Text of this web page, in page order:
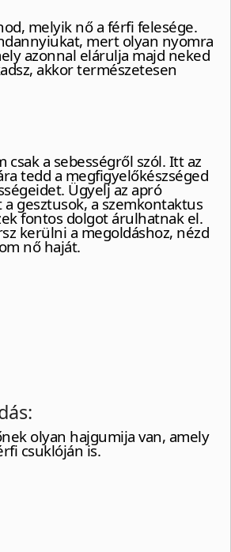
melyik nő a férfi felesége.
mert olyan nyomra
azonnal elárulja majd neked
akkor természetesen
csak a sebességről szól. Itt az
tedd a megfigyelőkészséged
Ügyelj az apró
gesztusok, a szemkontaktus
fontos dolgot árulhatnak el.
kerülni a megoldáshoz, nézd
nő haját.
olyan hajgumija van, amely
csuklóján is.